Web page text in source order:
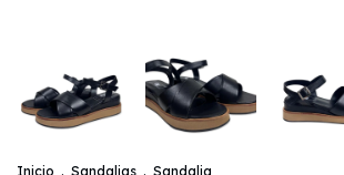
Inicio . Sandalias . Sandalia